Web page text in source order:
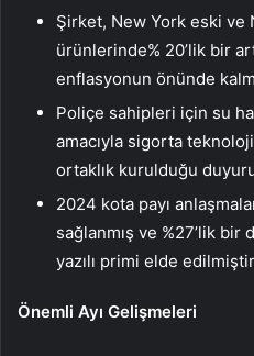
Şirket, New York eski ve
ürünlerinde% 20’lik bir
enflasyonun önünde
Poliçe sahipleri için su
amacıyla sigorta
ortaklık kurulduğu
2024 kota payı
sağlanmış ve %27’lik
yazılı primi elde
Önemli Ayı Gelişmeleri